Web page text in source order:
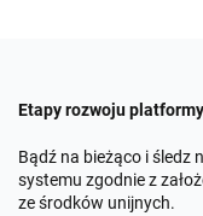
Etapy rozwoju
Bądź na bieżąco i śledz
systemu zgodnie z
ze środków unijnych.